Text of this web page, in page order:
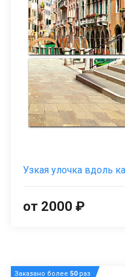
Узкая улочка вдоль
от 2000 ₽
Заказано более 50раз